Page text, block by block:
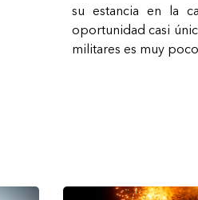
su estancia en la
oportunidad casi
militares es muy